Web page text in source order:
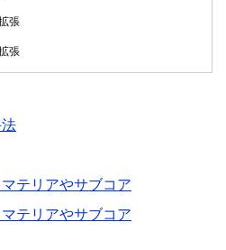
張
張
テリアやサブコア
テリアやサブコア